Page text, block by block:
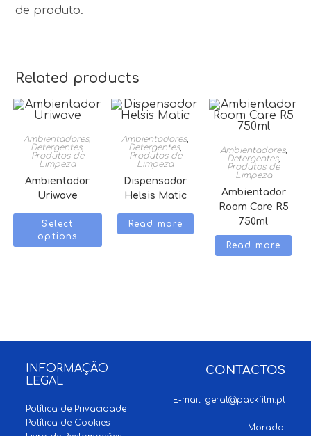
de produto.
Related products
Ambientadores,
Detergentes,
Produtos de
Limpeza
Ambientador
Uriwave
Select
options
Ambientadores,
Detergentes,
Produtos de
Limpeza
Dispensador
Helsis Matic
Read more
Ambientadores,
Detergentes,
Produtos de
Limpeza
Ambientador
Room Care R5
750ml
Read more
INFORMAÇÃO
LEGAL
Política de Privacidade
Política de Cookies
CONTACTOS
E-mail: geral@packfilm.pt
Morada: